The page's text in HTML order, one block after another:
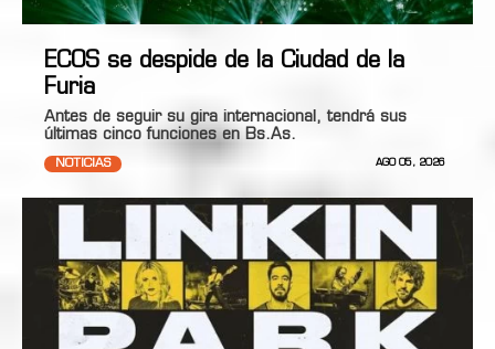
ECOS se despide de la Ciudad de la
Furia
Antes de seguir su gira internacional, tendrá sus
últimas cinco funciones en Bs.As.
NOTICIAS AGO 05, 2026